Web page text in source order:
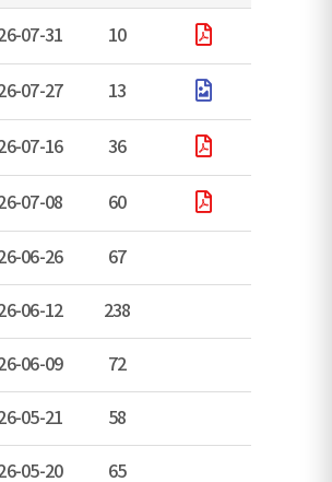
07-31 10
07-27 13
07-16 36
07-08 60
06-26 67
06-12 238
06-09 72
05-21 58
05-20 65